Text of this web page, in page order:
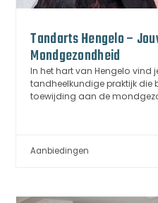
Tandarts Hengelo –
Mondgezondheid
In het hart van Hengelo vind
tandheelkundige praktijk die
toewijding aan de
Aanbiedingen